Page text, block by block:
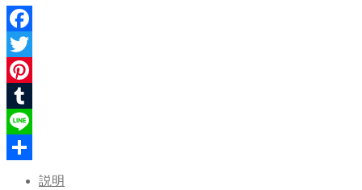
「桜
ス
イ
ー
ツ
と
妖
精
ち
ゃ
ん」
Facebook
Twitter
Pinterest
Tumblr
Line
説明